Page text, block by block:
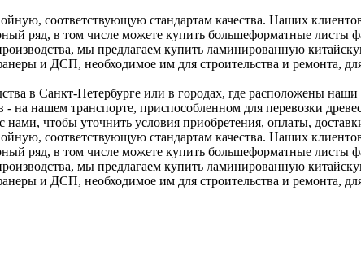
соответствующую стандартам качества. Наших
ряд, в том числе можете купить большеформатные
мы предлагаем купить ламинированную
и ДСП, необходимое им для строительства и ремонта,
в Санкт-Петербурге или в городах, где расположены
- на нашем транспорте, приспособленном для перевозки
чтобы уточнить условия приобретения, оплаты,
соответствующую стандартам качества. Наших
ряд, в том числе можете купить большеформатные
мы предлагаем купить ламинированную
и ДСП, необходимое им для строительства и ремонта,